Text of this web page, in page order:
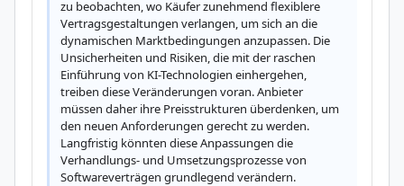
zu beobachten, wo Käufer zunehmend flexiblere
Vertragsgestaltungen verlangen, um sich an die
dynamischen Marktbedingungen anzupassen. Die
Unsicherheiten und Risiken, die mit der raschen
Einführung von KI-Technologien einhergehen,
treiben diese Veränderungen voran. Anbieter
müssen daher ihre Preisstrukturen überdenken, um
den neuen Anforderungen gerecht zu werden.
Langfristig könnten diese Anpassungen die
Verhandlungs- und Umsetzungsprozesse von
Softwareverträgen grundlegend verändern.